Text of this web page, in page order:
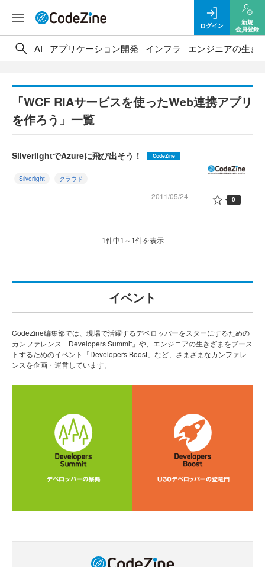
ログイン
新規
会員登録
AI アプリケーション開発 インフラ エンジニアの生き
「WCF RIAサービスを使ったWeb連携アプリ
を作ろう」一覧
SilverlightでAzureに飛び出そう！ CodeZine
Silverlight クラウド
2011/05/24 0
1件中1～1件を表示
イベント
CodeZine編集部では、現場で活躍するデベロッパーをスターにするための
カンファレンス「Developers Summit」や、エンジニアの生きざまをブース
トするためのイベント「Developers Boost」など、さまざまなカンファレ
ンスを企画・運営しています。